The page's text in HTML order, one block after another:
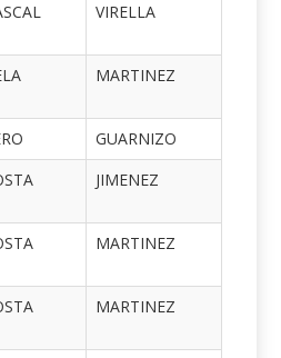
VIRELLA
MARTINEZ
GUARNIZO
JIMENEZ
MARTINEZ
MARTINEZ